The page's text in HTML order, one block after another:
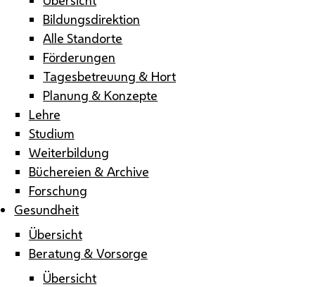
Bildungsdirektion
Alle Standorte
Förderungen
Tagesbetreuung & Hort
Planung & Konzepte
Lehre
Studium
Weiterbildung
Büchereien & Archive
Forschung
Gesundheit
Übersicht
Beratung & Vorsorge
Übersicht